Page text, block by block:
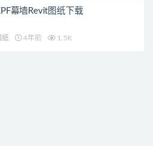
幕墙Revit图纸下载
纸 4年前 1.5K